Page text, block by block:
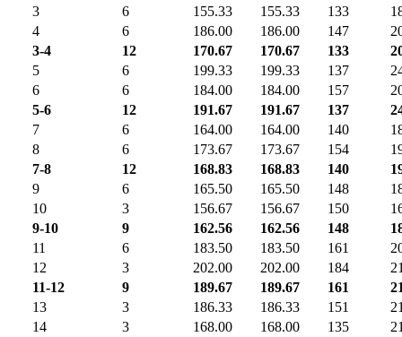
3
6 155.33 155.33 133
4
6 186.00 186.00 147
3-4
12 170.67 170.67 133
5
6 199.33 199.33 137
6
6 184.00 184.00 157
5-6
12 191.67 191.67 137
7
6 164.00 164.00 140
8
6 173.67 173.67 154
7-8
12 168.83 168.83 140
9
6 165.50 165.50 148
10
3 156.67 156.67 150
9-10
9 162.56 162.56 148
11
6 183.50 183.50 161
12
3 202.00 202.00 184
11-12
9 189.67 189.67 161
13
3 186.33 186.33 151
14
3 168.00 168.00 135